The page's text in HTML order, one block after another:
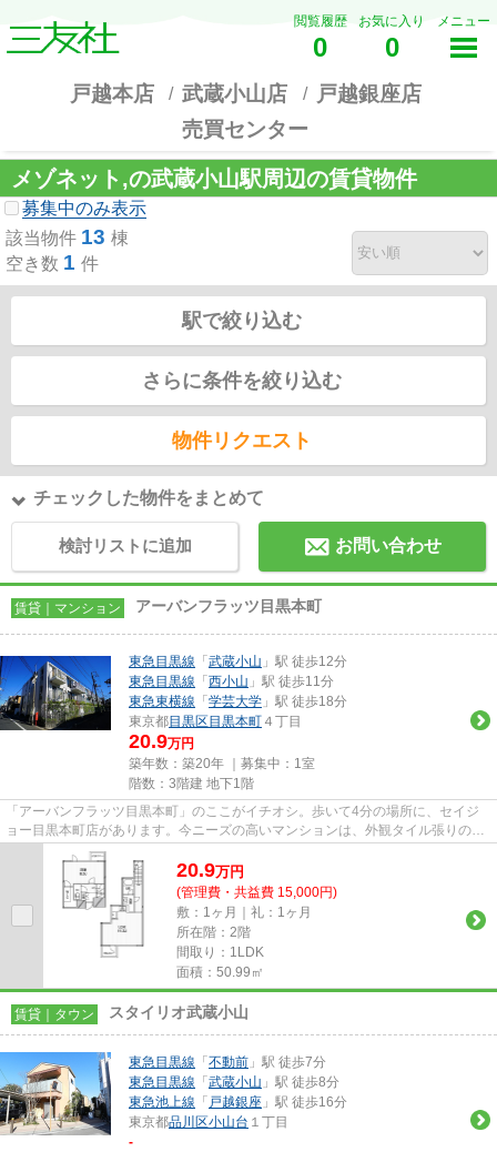
閲覧履歴
0
お気に入り
0
メニュー
戸越本店 武蔵小山店
戸越銀座店
売買センター
メゾネット,の武蔵小山駅周辺の賃貸物件
募集中のみ表示
該当物件 13 棟
空き数 1 件
駅で絞り込む
さらに条件を絞り込む
物件リクエスト
チェックした物件をまとめて
検討リストに追加 お問い合わせ
賃貸｜マンション アーバンフラッツ目黒本町
東急目黒線 「 武蔵小山 」駅 徒歩12分
東急目黒線 「 西小山 」駅 徒歩11分
東急東横線 「 学芸大学 」駅 徒歩18分
東京都目黒区 目黒本町 ４丁目
20.9万円
築年数：築20年 ｜募集中： 1室
階数：3階建 地下1階
「アーバンフラッツ目黒本町」のここがイチオシ。歩いて4分の場所に、セイジ
ョー目黒本町店があります。今ニーズの高いマンションは、外観タイル張りのマ
ンションです。短時間でごみ出...
20.9万円
(管理費・共益費 15,000円)
敷：1ヶ月｜礼：1ヶ月
所在階：2階
間取り：1LDK
面積：50.99㎡
賃貸｜タウン スタイリオ武蔵小山
東急目黒線 「 不動前 」駅 徒歩7分
東急目黒線 「 武蔵小山 」駅 徒歩8分
東急池上線 「 戸越銀座 」駅 徒歩16分
東京都品川区小山台 １丁目
-